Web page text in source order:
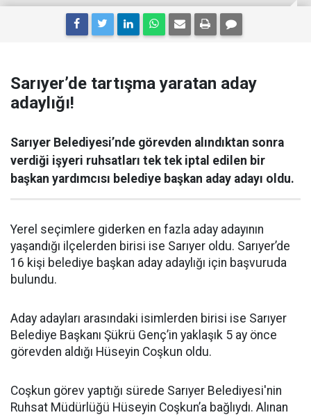
Sarıyer’de tartışma yaratan aday
adaylığı!
Sarıyer Belediyesi’nde görevden alındıktan sonra
verdiği işyeri ruhsatları tek tek iptal edilen bir
başkan yardımcısı belediye başkan aday adayı oldu.
Yerel seçimlere giderken en fazla aday adayının
yaşandığı ilçelerden birisi ise Sarıyer oldu. Sarıyer’de
16 kişi belediye başkan aday adaylığı için başvuruda
bulundu.
Aday adayları arasındaki isimlerden birisi ise Sarıyer
Belediye Başkanı Şükrü Genç’in yaklaşık 5 ay önce
görevden aldığı Hüseyin Coşkun oldu.
Coşkun görev yaptığı sürede Sarıyer Belediyesi'nin
Ruhsat Müdürlüğü Hüseyin Coşkun’a bağlıydı. Alınan